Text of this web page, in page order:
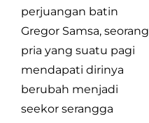
perjuangan batin
Gregor Samsa, seorang
pria yang suatu pagi
mendapati dirinya
berubah menjadi
seekor serangga